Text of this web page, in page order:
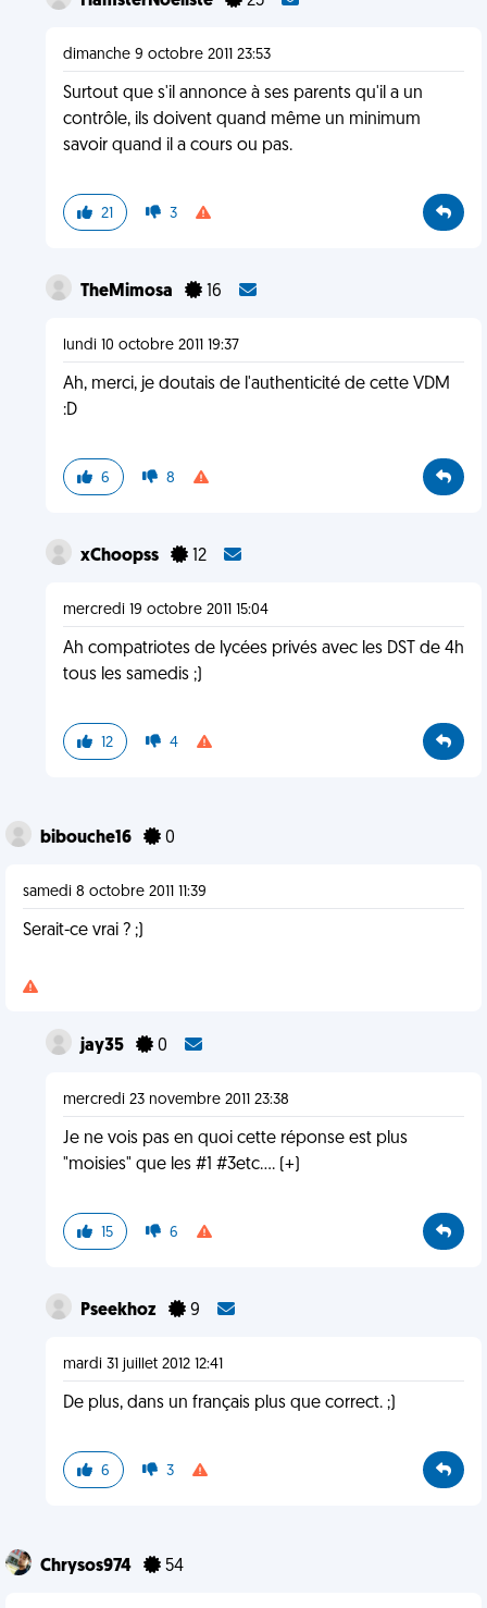
dimanche 9 octobre 2011 23:53
Surtout que s'il annonce à ses parents qu'il a un
contrôle, ils doivent quand même un minimum
savoir quand il a cours ou pas.
21 3
TheMimosa 16
lundi 10 octobre 2011 19:37
Ah, merci, je doutais de l'authenticité de cette VDM
:D
6 8
xChoopss 12
mercredi 19 octobre 2011 15:04
Ah compatriotes de lycées privés avec les DST de 4h
tous les samedis ;)
12 4
bibouche16 0
samedi 8 octobre 2011 11:39
Serait-ce vrai ? ;)
jay35 0
mercredi 23 novembre 2011 23:38
Je ne vois pas en quoi cette réponse est plus
"moisies" que les #1 #3etc.... (+)
15 6
Pseekhoz 9
mardi 31 juillet 2012 12:41
De plus, dans un français plus que correct. ;)
6 3
Chrysos974 54